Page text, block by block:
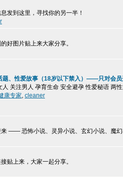
发到这里，寻找你的另一半！
好图片贴上来大家分享。
题、性爱故事（18岁以下禁入）——只对会员
人 关注男人 孕育生命 安全避孕 性爱秘语 两
康专家, cleaner
来 —— 恐怖小说、灵异小说、玄幻小说、魔
贴上来，大家一起分享。